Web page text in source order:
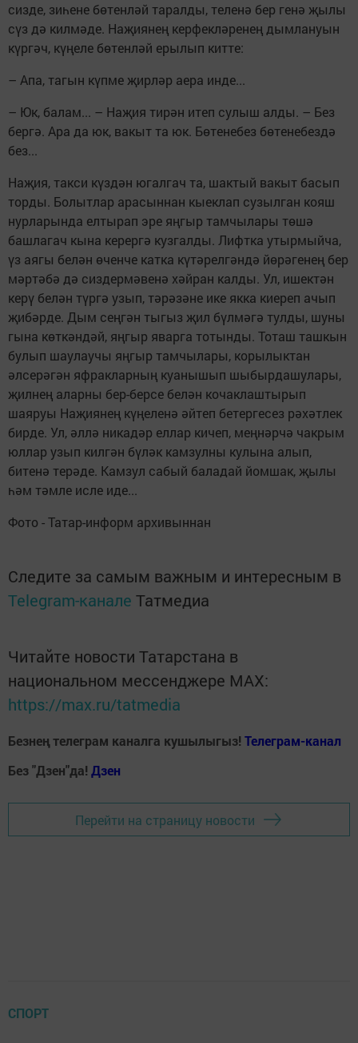
сизде, зиһене бөтенләй таралды, теленә бер генә җылы
сүз дә килмәде. Наҗиянең керфекләренең дымлануын
күргәч, күңеле бөтенләй ерылып китте:
– Апа, тагын күпме җирләр аера инде...
– Юк, балам... – Наҗия тирән итеп сулыш алды. – Без
бергә. Ара да юк, вакыт та юк. Бөтенебез бөтенебездә
без...
Наҗия, такси күздән югалгач та, шактый вакыт басып
торды. Болытлар арасыннан кыеклап сузылган кояш
нурларында елтырап эре яңгыр тамчылары төшә
башлагач кына керергә кузгалды. Лифтка утырмыйча,
үз аягы белән өченче катка күтәрелгәндә йөрәгенең бер
мәртәбә дә сиздермәвенә хәйран калды. Ул, ишектән
керү белән түргә узып, тәрәзәне ике якка киереп ачып
җибәрде. Дым сеңгән тыгыз җил бүлмәгә тулды, шуны
гына көткәндәй, яңгыр яварга тотынды. Тоташ ташкын
булып шаулаучы яңгыр тамчылары, корылыктан
әлсерәгән яфракларның куанышып шыбырдашулары,
җилнең аларны бер-берсе белән кочаклаштырып
шаяруы Наҗиянең күңеленә әйтеп бетергесез рәхәтлек
бирде. Ул, әллә никадәр еллар кичеп, меңнәрчә чакрым
юллар узып килгән бүләк камзулны кулына алып,
битенә терәде. Камзул сабый баладай йомшак, җылы
һәм тәмле исле иде...
Фото - Татар-информ архивыннан
Следите за самым важным и интересным в
Telegram-канале Татмедиа
Читайте новости Татарстана в
национальном мессенджере MАХ:
https://max.ru/tatmedia
Безнең телеграм каналга кушылыгыз! Телеграм-канал
Без "Дзен"да! Дзен
Перейти на страницу новости
СПОРТ